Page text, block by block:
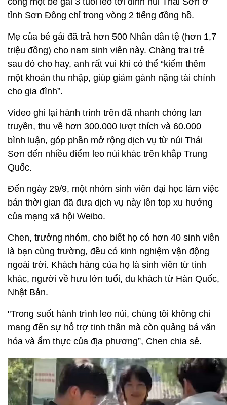
tỉnh Sơn Đông chỉ trong vòng 2 tiếng đồng hồ.
Mẹ của bé gái đã trả hơn 500 Nhân dân tệ (hơn 1,7
triệu đồng) cho nam sinh viên này. Chàng trai trẻ
sau đó cho hay, anh rất vui khi có thể “kiếm thêm
một khoản thu nhập, giúp giảm gánh nặng tài chính
cho gia đình”.
Video ghi lại hành trình trên đã nhanh chóng lan
truyền, thu về hơn 300.000 lượt thích và 60.000
bình luận, góp phần mở rộng dịch vụ từ núi Thái
Sơn đến nhiều điểm leo núi khác trên khắp Trung
Quốc.
Đến ngày 29/9, một nhóm sinh viên đại học làm việc
bán thời gian đã đưa dịch vụ này lên top xu hướng
của mạng xã hội Weibo.
Chen, trưởng nhóm, cho biết họ có hơn 40 sinh viên
là bạn cùng trường, đều có kinh nghiệm vận động
ngoài trời. Khách hàng của họ là sinh viên từ tỉnh
khác, người về hưu lớn tuổi, du khách từ Hàn Quốc,
Nhật Bản.
"Trong suốt hành trình leo núi, chúng tôi không chỉ
mang đến sự hỗ trợ tinh thần mà còn quảng bá văn
hóa và ẩm thực của địa phương”, Chen chia sẻ.